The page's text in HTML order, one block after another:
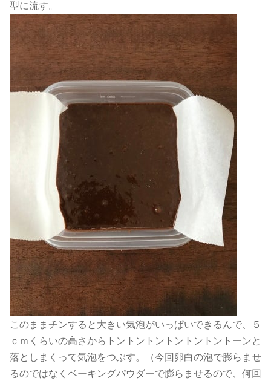
型に流す。
このままチンすると大きい気泡がいっぱいできるんで、５
ｃｍくらいの高さからトントントントントントントーンと
落としまくって気泡をつぶす。（今回卵白の泡で膨らませ
るのではなくベーキングパウダーで膨らませるので、何回